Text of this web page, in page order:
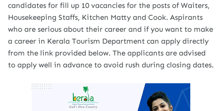
candidates for fill up 10 vacancies for the posts of Waiters,
Housekeeping Staffs, Kitchen Matty and Cook. Aspirants
who are serious about their career and if you want to make
a career in Kerala Tourism Department can apply directly
from the link provided below. The applicants are advised
to apply well in advance to avoid rush during closing dates.